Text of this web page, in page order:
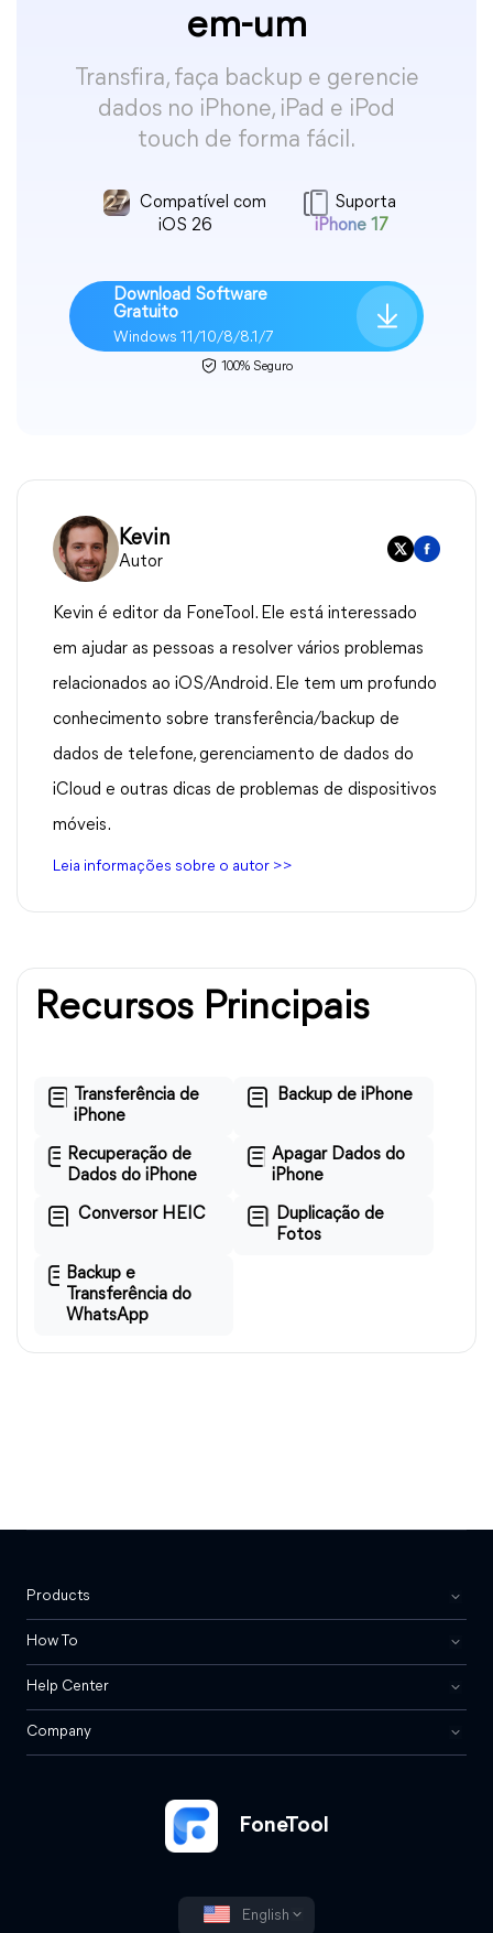
em-um
Transfira, faça backup e gerencie
dados no iPhone, iPad e iPod
touch de forma fácil.
Compatível com
iOS 26
Suporta
iPhone 17
Download Software
Gratuito
Windows 11/10/8/8.1/7
100% Seguro
Kevin
Autor
Kevin é editor da FoneTool. Ele está interessado
em ajudar as pessoas a resolver vários problemas
relacionados ao iOS/Android. Ele tem um profundo
conhecimento sobre transferência/backup de
dados de telefone, gerenciamento de dados do
iCloud e outras dicas de problemas de dispositivos
móveis.
Leia informações sobre o autor >>
Recursos Principais
Transferência de
iPhone
Backup de iPhone
Recuperação de
Dados do iPhone
Apagar Dados do
iPhone
Conversor HEIC
Duplicação de
Fotos
Backup e
Transferência do
WhatsApp
FoneTool
English
Products
How To
Help Center
Company